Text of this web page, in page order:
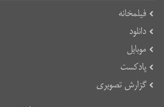
فیلمخانه
دانلود
موبایل
پادکست
گزارش تصویری